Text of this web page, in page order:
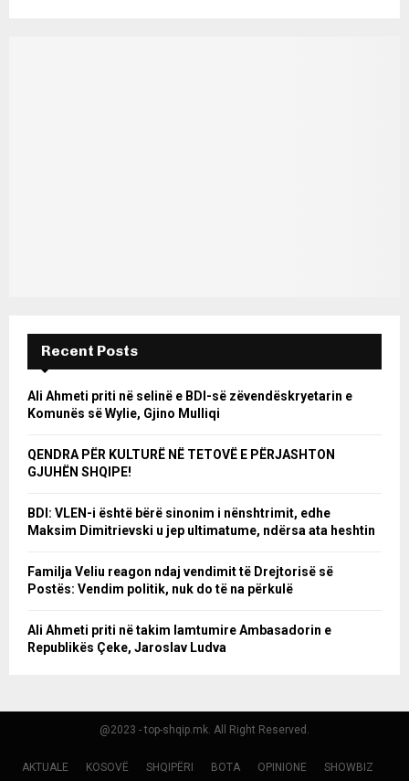
Recent Posts
Ali Ahmeti priti në selinë e BDI-së zëvendëskryetarin e
Komunës së Wylie, Gjino Mulliqi
QENDRA PËR KULTURË NË TETOVË E PËRJASHTON
GJUHËN SHQIPE!
BDI: VLEN-i është bërë sinonim i nënshtrimit, edhe
Maksim Dimitrievski u jep ultimatume, ndërsa ata heshtin
Familja Veliu reagon ndaj vendimit të Drejtorisë së
Postës: Vendim politik, nuk do të na përkulë
Ali Ahmeti priti në takim lamtumire Ambasadorin e
Republikës Çeke, Jaroslav Ludva
@2023 - top-shqip.mk. All Right Reserved.
AKTUALE KOSOVË SHQIPËRI BOTA OPINIONE SHOWBIZ